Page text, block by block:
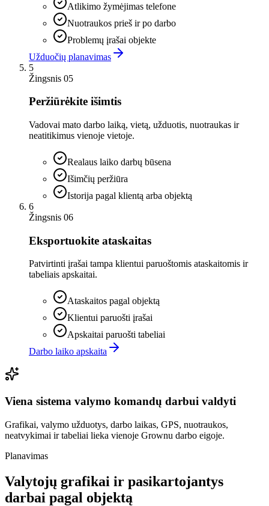
Atlikimo žymėjimas telefone
Nuotraukos prieš ir po darbo
Problemų įrašai objekte
Užduočių planavimas
5
Žingsnis 05
Peržiūrėkite išimtis
Vadovai mato darbo laiką, vietą, užduotis, nuotraukas ir
neatitikimus vienoje vietoje.
Realaus laiko darbų būsena
Išimčių peržiūra
Istorija pagal klientą arba objektą
6
Žingsnis 06
Eksportuokite ataskaitas
Patvirtinti įrašai tampa klientui paruoštomis ataskaitomis ir
tabeliais apskaitai.
Ataskaitos pagal objektą
Klientui paruošti įrašai
Apskaitai paruošti tabeliai
Darbo laiko apskaita
Viena sistema valymo komandų darbui valdyti
Grafikai, valymo užduotys, darbo laikas, GPS, nuotraukos,
neatvykimai ir tabeliai lieka vienoje Grownu darbo eigoje.
Planavimas
Valytojų grafikai ir pasikartojantys
darbai pagal objektą